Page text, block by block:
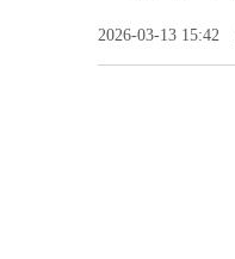
2026-03-13 15:42